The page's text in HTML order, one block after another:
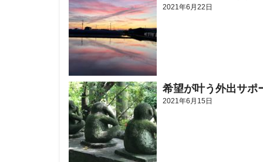
2021年6月22日
希望が叶う外出サポ
2021年6月15日